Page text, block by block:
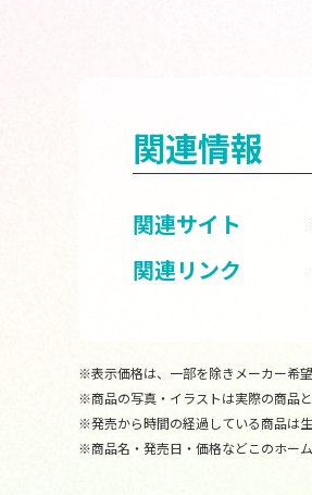
関連情報
関連サイト
関連リンク
※表示価格は、一部を除きメーカー希
※商品の写真・イラストは実際の商品
※発売から時間の経過している商品は
※商品名・発売日・価格などこのホー